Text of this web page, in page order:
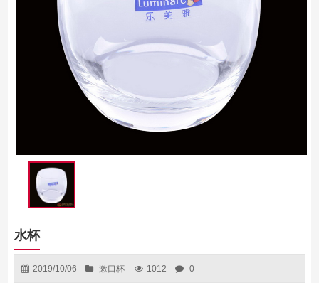
水杯
2019/10/06 漱口杯 1012 0